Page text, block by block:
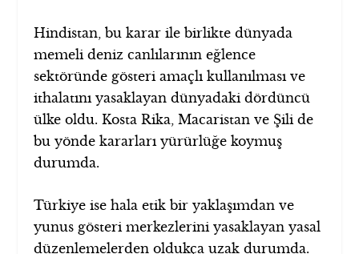
Hindistan, bu karar ile birlikte dünyada
memeli deniz canlılarının eğlence
sektöründe gösteri amaçlı kullanılması ve
ithalatını yasaklayan dünyadaki dördüncü
ülke oldu. Kosta Rika, Macaristan ve Şili de
bu yönde kararları yürürlüğe koymuş
durumda.
Türkiye ise hala etik bir yaklaşımdan ve
yunus gösteri merkezlerini yasaklayan yasal
düzenlemelerden oldukça uzak durumda.